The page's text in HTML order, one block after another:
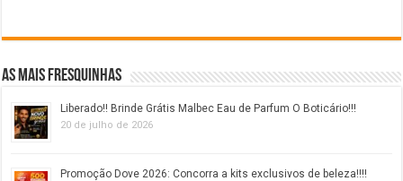
As mais fresquinhas
Liberado!! Brinde Grátis Malbec Eau de Parfum O Boticário!!!
20 de julho de 2026
Promoção Dove 2026: Concorra a kits exclusivos de beleza!!!!